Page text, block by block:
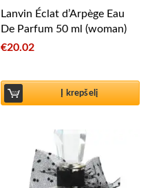
Lanvin Éclat d’Arpège Eau
De Parfum 50 ml (woman)
€20.02
Į krepšelį